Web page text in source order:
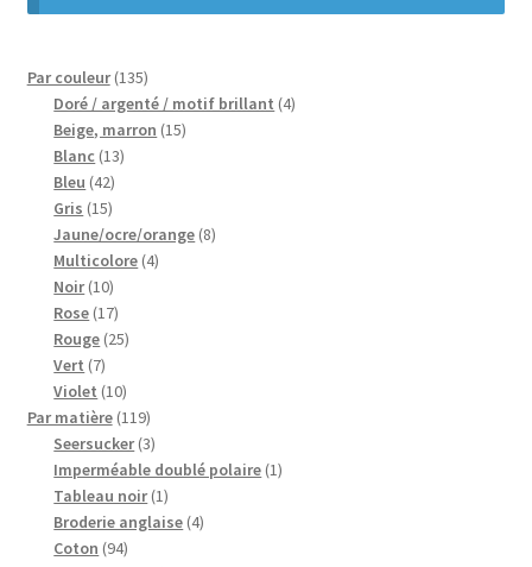
My Account
Wishlist
Paiement
Panier
Plan du site
Possibilité de retrait gratuit
Track your order
#6710 (pas de titre)
Par couleur 135135
produits
Doré / argenté / motif brillant 44
Beige, marron 1515
Blanc 1313
Bleu 4242
produits
Gris 1515
produits
Jaune/ocre/orange 88
Multicolore 44
Noir 1010
produits
Rose 1717
produits
Rouge 2525
Vert 77
produits
Violet 1010
produits
Par matière 119119
produits
Seersucker 33
produits
Imperméable doublé polaire 11
Tableau noir 11
produit
Broderie anglaise 44
Coton 9494